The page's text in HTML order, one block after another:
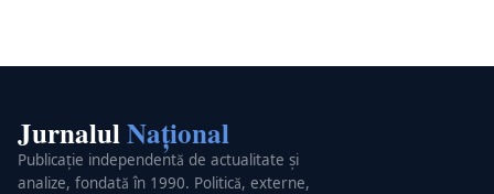
JurnalulNațional
Publicație independentă de actualitate și
analize, fondată în 1990. Politică, externe,